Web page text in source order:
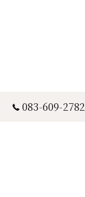
083-609-2782